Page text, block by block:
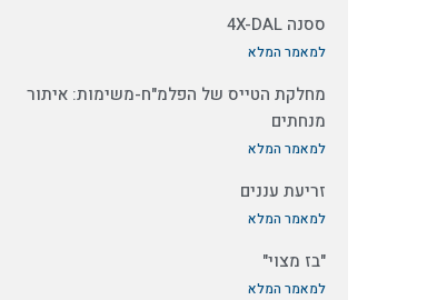
ססנה 4X-DAL
למאמר המלא
מחלקת הטייס של הפלמ"ח-משימות: איתור
מנחתים
למאמר המלא
זריעת עננים
למאמר המלא
"בז מצוי"
למאמר המלא